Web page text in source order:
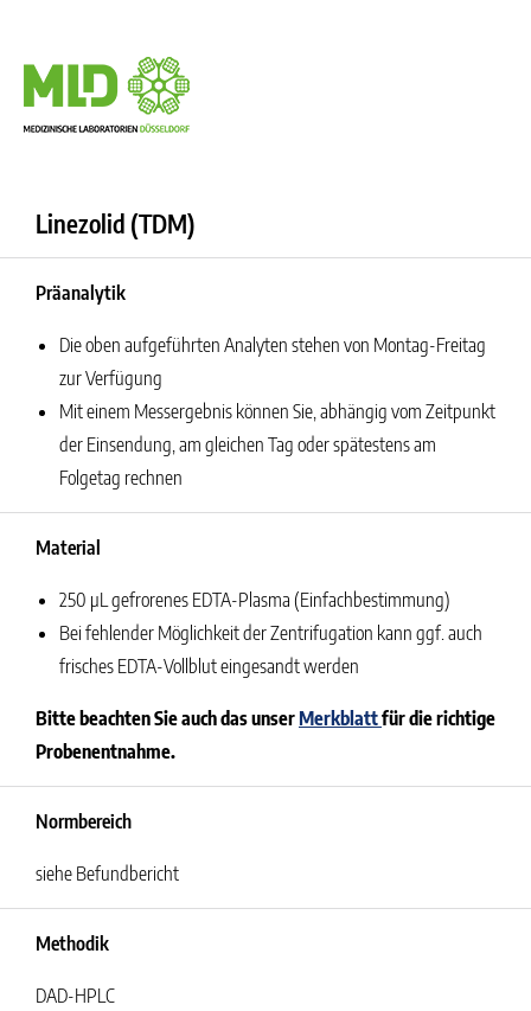
Linezolid (TDM)
Präanalytik
Die oben aufgeführten Analyten stehen von Montag-Freitag
zur Verfügung
Mit einem Messergebnis können Sie, abhängig vom Zeitpunkt
der Einsendung, am gleichen Tag oder spätestens am
Folgetag rechnen
Material
250 µL gefrorenes EDTA-Plasma (Einfachbestimmung)
Bei fehlender Möglichkeit der Zentrifugation kann ggf. auch
frisches EDTA-Vollblut eingesandt werden
Bitte beachten Sie auch das unser Merkblattfür die richtige
Probenentnahme.
Normbereich
siehe Befundbericht
Methodik
DAD-HPLC